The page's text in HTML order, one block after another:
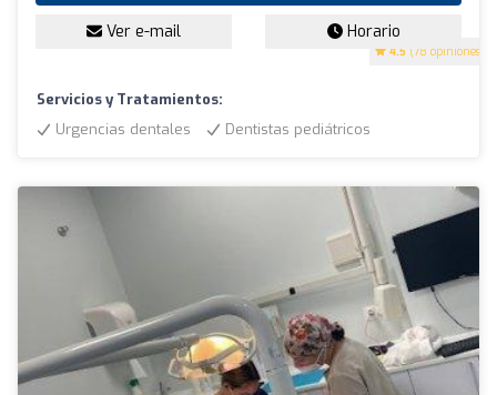
4.5 (78 opiniones)
Ver e-mail Horario
Servicios y Tratamientos:
Urgencias dentales
Dentistas pediátricos